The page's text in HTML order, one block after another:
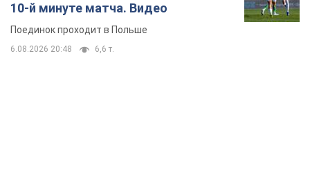
10-й минуте матча. Видео
Поединок проходит в Польше
6.08.2026 20:48 6,6 т.